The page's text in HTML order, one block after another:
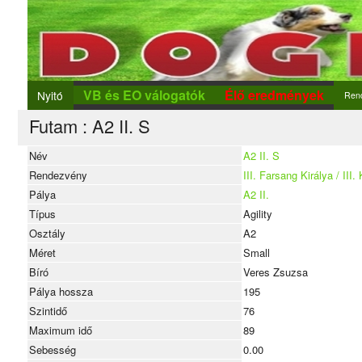
Nyitó VB és EO válogatók Élő eredmények
Futam : A2 II. S
Név
A2 II. S
Rendezvény
III. Farsang Királya / III.
Pálya
A2 II.
Típus
Agility
Osztály
A2
Méret
Small
Bíró
Veres Zsuzsa
Pálya hossza
195
Szintidő
76
Maximum idő
89
Sebesség
0.00